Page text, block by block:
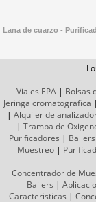
Lana de cuarzo -
Viales EPA| Bolsas
Jeringa cromatografica |
| Alquiler de
| Trampa de
Purificadores |
Muestreo|
Concentrador de
Bailers |
Caracteristicas |